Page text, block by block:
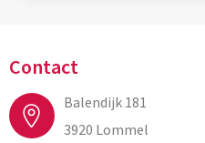
Contact
Balendijk 181
3920 Lommel